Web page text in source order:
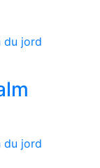
du jord
du jord